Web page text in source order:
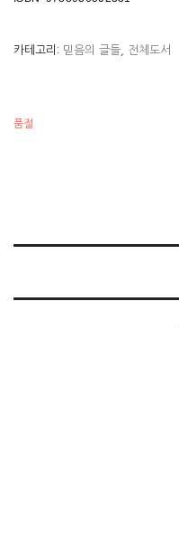
카테고리: 믿음의 글들 전체도서
품절
서 4년간 일했다. 지금은 전문
《내 눈이 주의 영광을 보네》
<2009 CTK(크리스채너티투